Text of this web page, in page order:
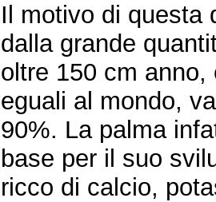
Il motivo di questa
dalla grande
oltre 150 cm
eguali al mondo,
90%. La palma
base per il suo
ricco di calcio,